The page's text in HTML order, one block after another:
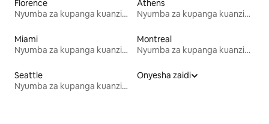
Florence
Nyumba za kupanga kuanzia mwezi mmoja
Athens
Nyumba za kupanga kuanzia mwezi mmoja
Miami
Nyumba za kupanga kuanzia mwezi mmoja
Montreal
Nyumba za kupanga kuanzia mwezi mmoja
Seattle
Nyumba za kupanga kuanzia mwezi mmoja
Onyesha zaidi